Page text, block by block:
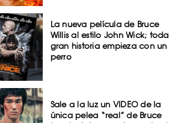
La nueva película de Bruce
Willis al estilo John Wick; toda
gran historia empieza con un
perro
Sale a la luz un VIDEO de la
única pelea “real” de Bruce